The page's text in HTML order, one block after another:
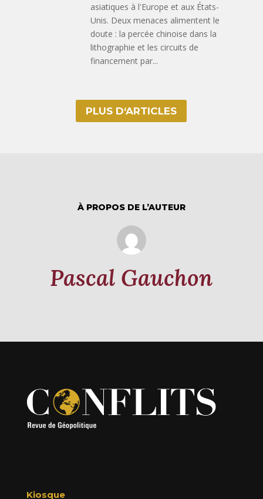
asiatiques à l'Europe et aux États-
Unis. Deux menaces alimentent le
doute : la percée chinoise dans la
lithographie et les circuits de
financement par...
PLUS D‘ARTICLES
À PROPOS DE L’AUTEUR
Pascal Gauchon
Kiosque